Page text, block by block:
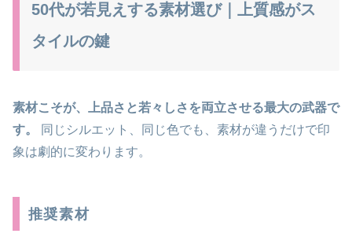
50代が若見えする素材選び｜上質感がス
タイルの鍵
素材こそが、上品さと若々しさを両立させる最大の武器で
す。
同じシルエット、同じ色でも、素材が違うだけで印
象は劇的に変わります。
推奨素材